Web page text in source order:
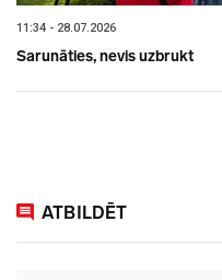
11:34 - 28.07.2026
Sarunāties, nevis uzbrukt
ATBILDĒT